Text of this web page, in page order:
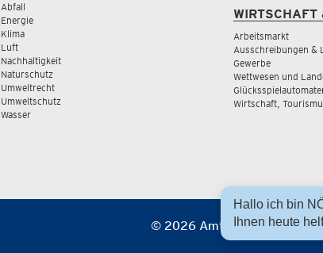
Abfall
Energie
Klima
Luft
Nachhaltigkeit
Naturschutz
Umweltrecht
Umweltschutz
Wasser
WIRTSCHAFT
Arbeitsmarkt
Ausschreibungen &
Gewerbe
Wettwesen und
Wirtschaft,
© 2026 Amt der NÖ
Hallo ich bin
Ihnen heute